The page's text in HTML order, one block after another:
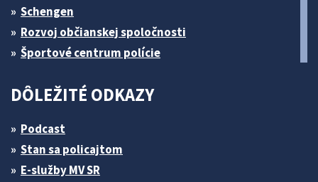
Schengen
Rozvoj občianskej spoločnosti
Športové centrum polície
DÔLEŽITÉ ODKAZY
Podcast
Stan sa policajtom
E-služby MV SR